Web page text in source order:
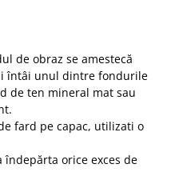
de obraz se amestecă
întâi unul dintre fondurile
de ten mineral mat sau
fard pe capac, utilizati o
orice exces de